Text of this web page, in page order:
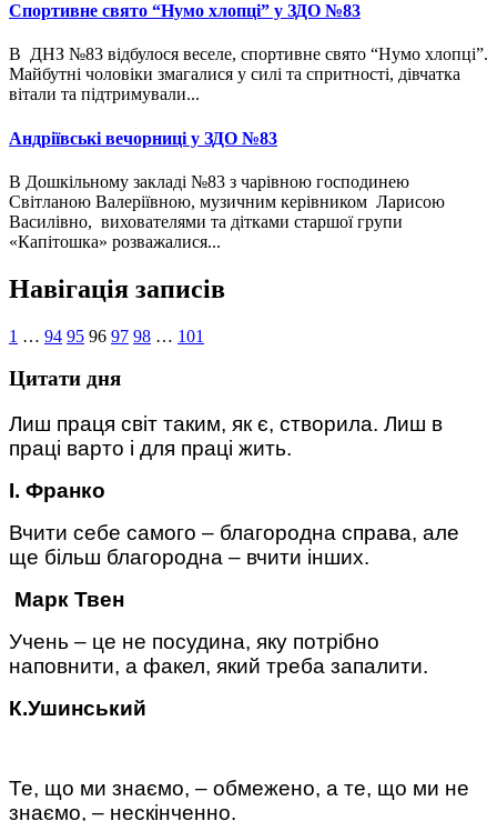
Спортивне свято “Нумо хлопці” у ЗДО №83
В ДНЗ №83 відбулося веселе, спортивне свято “Нумо хлопці”.
Майбутні чоловіки змагалися у силі та спритності, дівчатка
вітали та підтримували...
Андріївські вечорниці у ЗДО №83
В Дошкільному закладі №83 з чарівною господинею
Світланою Валеріївною, музичним керівником Ларисою
Василівно, вихователями та дітками старшої групи
«Капітошка» розважалися...
Навігація записів
1 … 94 95 96 97 98 … 101
Цитати дня
Лиш праця світ таким, як є, створила. Лиш в
праці варто і для праці жить.
І. Франко
Вчити себе самого – благородна справа, але
ще більш благородна – вчити інших.
Марк Твен
Учень – це не посудина, яку потрібно
наповнити, а факел, який треба запалити.
К.Ушинський
Те, що ми знаємо, – обмежено, а те, що ми не
знаємо, – нескінченно.